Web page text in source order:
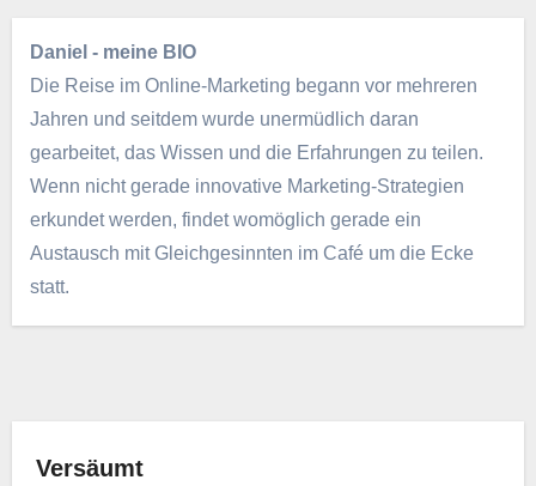
Daniel - meine BIO
Die Reise im Online-Marketing begann vor mehreren
Jahren und seitdem wurde unermüdlich daran
gearbeitet, das Wissen und die Erfahrungen zu teilen.
Wenn nicht gerade innovative Marketing-Strategien
erkundet werden, findet womöglich gerade ein
Austausch mit Gleichgesinnten im Café um die Ecke
statt.
Versäumt